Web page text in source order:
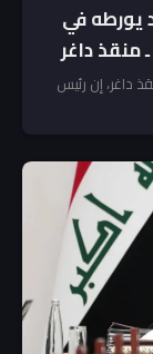
يورطه في
منقذ داغر
داغر، إن رئيس